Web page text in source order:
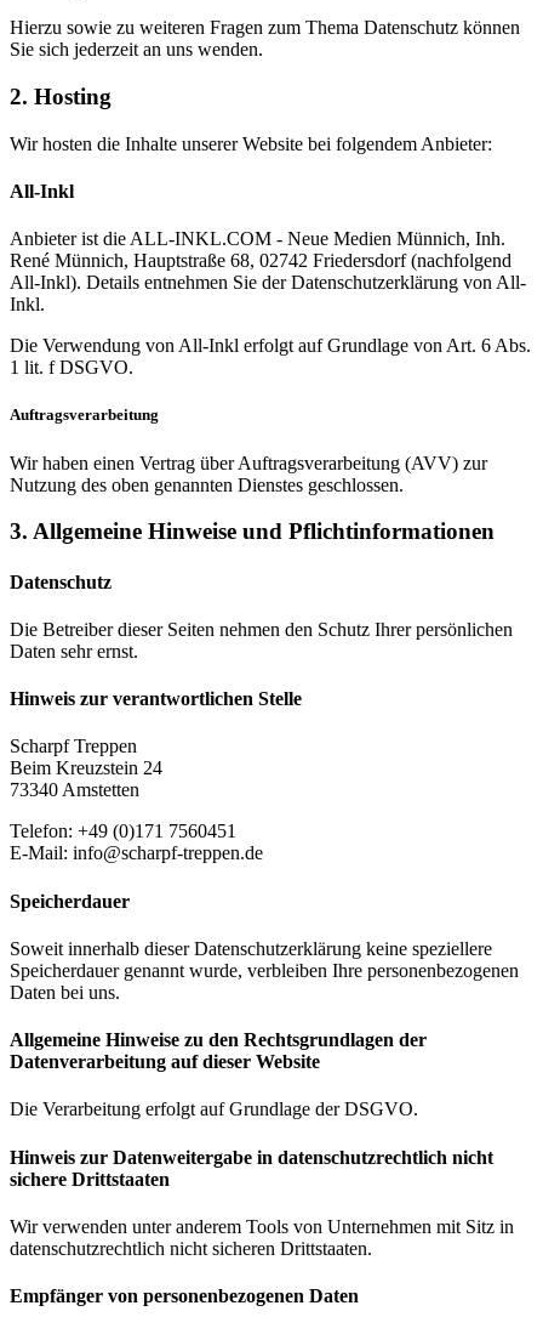
Hierzu sowie zu weiteren Fragen zum Thema Datenschutz können
Sie sich jederzeit an uns wenden.
2. Hosting
Wir hosten die Inhalte unserer Website bei folgendem Anbieter:
All-Inkl
Anbieter ist die ALL-INKL.COM - Neue Medien Münnich, Inh.
René Münnich, Hauptstraße 68, 02742 Friedersdorf (nachfolgend
All-Inkl). Details entnehmen Sie der Datenschutzerklärung von All-
Inkl.
Die Verwendung von All-Inkl erfolgt auf Grundlage von Art. 6 Abs.
1 lit. f DSGVO.
Auftragsverarbeitung
Wir haben einen Vertrag über Auftragsverarbeitung (AVV) zur
Nutzung des oben genannten Dienstes geschlossen.
3. Allgemeine Hinweise und Pflicht­informationen
Datenschutz
Die Betreiber dieser Seiten nehmen den Schutz Ihrer persönlichen
Daten sehr ernst.
Hinweis zur verantwortlichen Stelle
Scharpf Treppen
Beim Kreuzstein 24
73340 Amstetten
Telefon: +49 (0)171 7560451
E-Mail: info@scharpf-treppen.de
Speicherdauer
Soweit innerhalb dieser Datenschutzerklärung keine speziellere
Speicherdauer genannt wurde, verbleiben Ihre personenbezogenen
Daten bei uns.
Allgemeine Hinweise zu den Rechtsgrundlagen der
Datenverarbeitung auf dieser Website
Die Verarbeitung erfolgt auf Grundlage der DSGVO.
Hinweis zur Datenweitergabe in datenschutzrechtlich nicht
sichere Drittstaaten
Wir verwenden unter anderem Tools von Unternehmen mit Sitz in
datenschutzrechtlich nicht sicheren Drittstaaten.
Empfänger von personenbezogenen Daten